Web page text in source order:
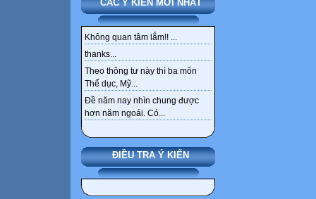
CÁC Ý KIẾN MỚI NHẤT
Không quan tâm lắm!! ...
thanks...
Theo thông tư này thì ba môn
Thể dục, Mỹ...
Đề năm nay nhìn chung được
hơn năm ngoái. Có...
ĐIỀU TRA Ý KIẾN